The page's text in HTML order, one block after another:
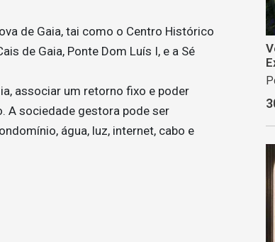
de Gaia, tai como o Centro Histórico
de Gaia, Ponte Dom Luís I, e a Sé
associar um retorno fixo e poder
A sociedade gestora pode ser
água, luz, internet, cabo e